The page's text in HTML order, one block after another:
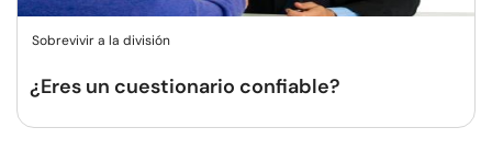
Sobrevivir a la división
¿Eres un cuestionario confiable?